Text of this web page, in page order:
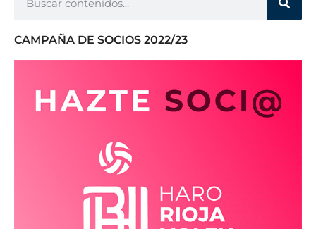
CAMPAÑA DE SOCIOS 2022/23